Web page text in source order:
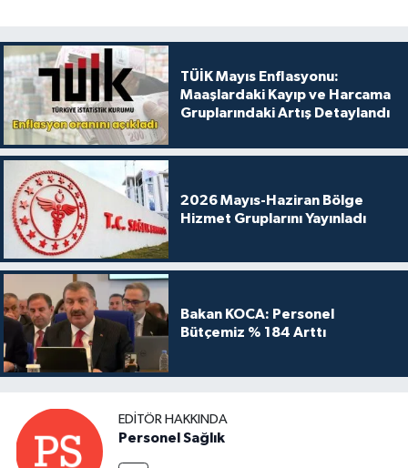
TÜİK Mayıs Enflasyonu:
Maaşlardaki Kayıp ve Harcama
Gruplarındaki Artış Detaylandı
2026 Mayıs-Haziran Bölge
Hizmet Gruplarını Yayınladı
Bakan KOCA: Personel
Bütçemiz % 184 Arttı
EDITÖR HAKKINDA
Personel Sağlık